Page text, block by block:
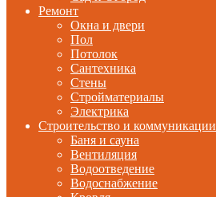
Ремонт
Окна и двери
Пол
Потолок
Сантехника
Стены
Стройматериалы
Электрика
Строительство и коммуникации
Баня и сауна
Вентиляция
Водоотведение
Водоснабжение